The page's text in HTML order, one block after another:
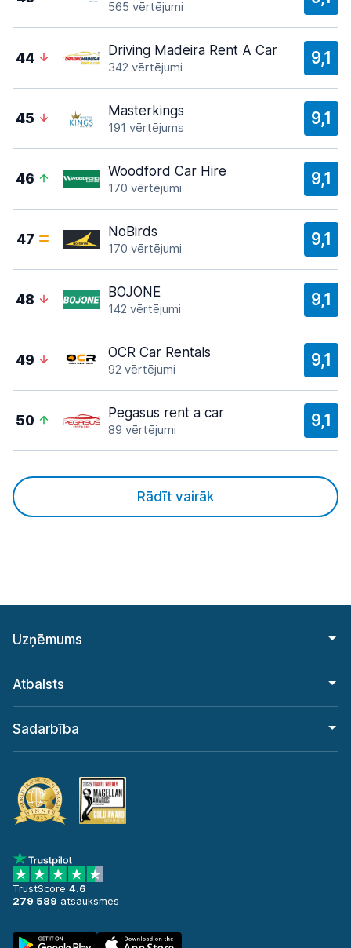
565 vērtējumi
44 Driving Madeira Rent A Car
342 vērtējumi 9,1
45 Masterkings
191 vērtējums 9,1
46 Woodford Car Hire
170 vērtējumi 9,1
47 NoBirds
170 vērtējumi 9,1
48 BOJONE
142 vērtējumi 9,1
49 OCR Car Rentals
92 vērtējumi 9,1
50 Pegasus rent a car
89 vērtējumi 9,1
Rādīt vairāk
Uzņēmums
Atbalsts
Sadarbība
TrustScore 4.6
279 589 atsauksmes